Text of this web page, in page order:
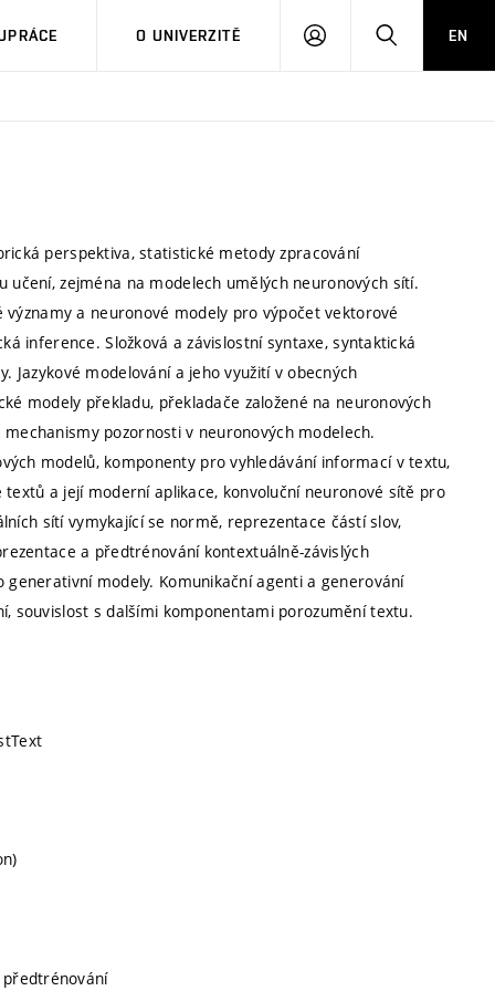
O UNIVERZITĚ
PŘIHLÁSIT HLEDATEN
perspektiva, statistické metody zpracování
zejména na modelech umělých neuronových sítí.
a neuronové modely pro výpočet vektorové
inference. Složková a závislostní syntaxe, syntaktická
modelování a jeho využití v obecných
modely překladu, překladače založené na neuronových
pozornosti v neuronových modelech.
modelů, komponenty pro vyhledávání informací v textu,
a její moderní aplikace, konvoluční neuronové sítě pro
sítí vymykající se normě, reprezentace částí slov,
a předtrénování kontextuálně-závislých
modely. Komunikační agenti a generování
souvislost s dalšími komponentami porozumění textu.